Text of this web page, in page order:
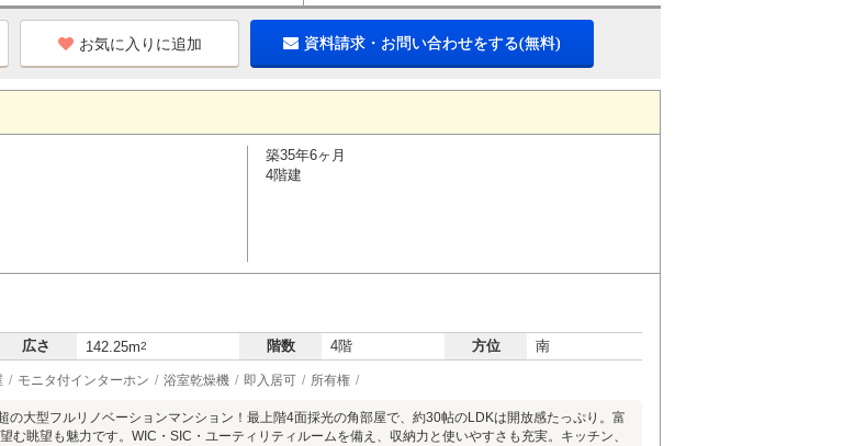
お気に入りに追加 資料請求・お問い合わせをする(無料)
築35年6ヶ月
4階建
広さ 142.25m2 階数 4階 方位 南
モニタ付インターホン 浴室乾燥機 即入居可 所有権
の大型フルリノベーションマンション！最上階4面採光の角部屋で、約30帖のLDKは開放感たっぷり。富
む眺望も魅力です。WIC・SIC・ユーティリティルームを備え、収納力と使いやすさも充実。キッチン、